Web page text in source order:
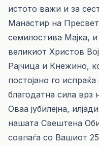
истото важи и за
Манастир на
семилостива Мајка,
великиот Христов
Рајчица и Кнежино,
постојано го
благодатна сила врз
Оваа јубилејна,
нашата Свештена
совпаѓа со Вашиот